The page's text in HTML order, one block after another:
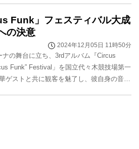
Funk」フェスティバル大成
の決意
2024年12月05日 11時50分
の舞台に立ち、3rdアルバム『Circus
Funk” Festival」を国立代々木競技場第一
ゲストと共に観客を魅了し、彼自身の音楽